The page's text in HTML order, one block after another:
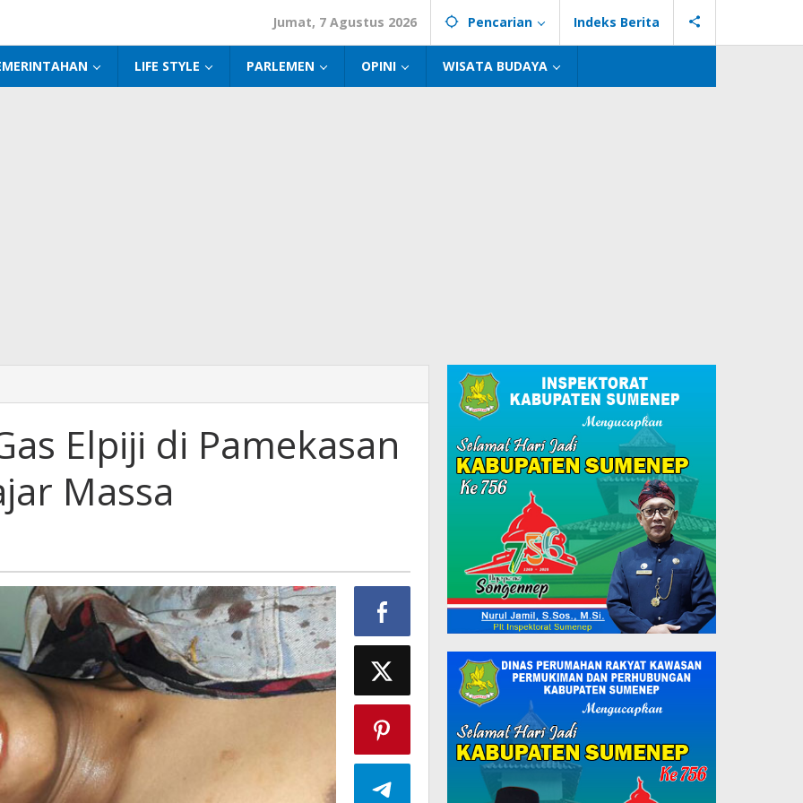
Jumat, 7 Agustus 2026 Pencarian Indeks Berita
LIFE STYLE PARLEMEN OPINI WISATA BUDAYA
Elpiji di Pamekasan
Massa